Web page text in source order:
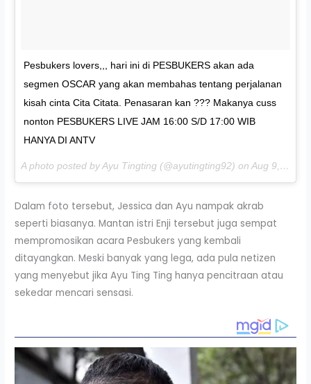
Pesbukers lovers,,, hari ini di PESBUKERS akan ada
segmen OSCAR yang akan membahas tentang perjalanan
kisah cinta Cita Citata. Penasaran kan ??? Makanya cuss
nonton PESBUKERS LIVE JAM 16:00 S/D 17:00 WIB
HANYA DI ANTV
A photo posted by Ayu Tingting (@ayutingting92) onAug 9, 2016 at 2:25am PDT
Dalam foto tersebut, Jessica dan Ayu nampak akrab
seperti biasanya. Mantan istri Enji tersebut juga sempat
mempromosikan acara Pesbukers yang kembali
ditayangkan. Meski banyak yang lega, ada pula netizen
yang menyebut jika Ayu Ting Ting hanya pencitraan atau
sekedar mencari sensasi.